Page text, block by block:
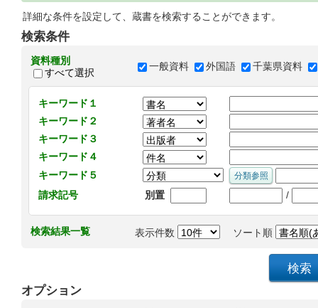
詳細な条件を設定して、蔵書を検索することができます。
検索条件
資料種別
すべて選択
一般資料 外国語 千葉県資料
キーワード１
キーワード２
キーワード３
キーワード４
キーワード５
請求記号
別置 /
検索結果一覧 表示件数 ソート順
オプション